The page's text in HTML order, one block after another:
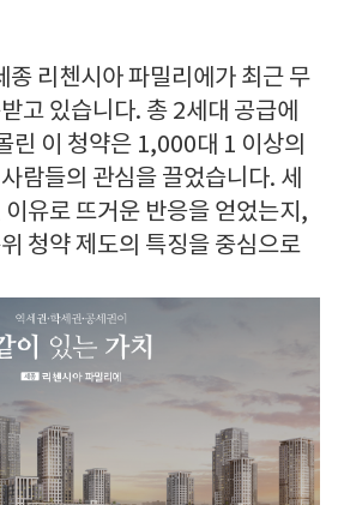
리첸시아 파밀리에가 최근 무
고 있습니다. 총 2세대 공급에
린 이 청약은 1,000대 1 이상의
람들의 관심을 끌었습니다. 세
유로 뜨거운 반응을 얻었는지,
청약 제도의 특징을 중심으로